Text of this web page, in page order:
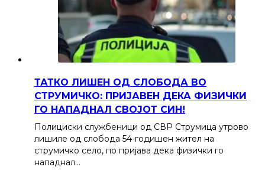
ТАТКО ЛИШЕН ОД СЛОБОДА ВО
СТРУМИЧКО: ПРИЈАВЕН ДЕКА ФИЗИЧКИ
ГО НАПАДНАЛ СВОЈОТ СИН!
Полициски службеници од СВР Струмица утрово
лишиле од слобода 54-годишен жител на
струмичко село, по пријава дека физички го
нападнал…